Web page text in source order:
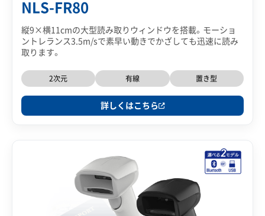
NLS-FR80
縦9×横11cmの大型読み取りウィンドウを搭載。モーショ
ントレランス3.5m/sで素早い動きでかざしても迅速に読み
取ります。
2次元 有線 置き型
詳しくはこちら